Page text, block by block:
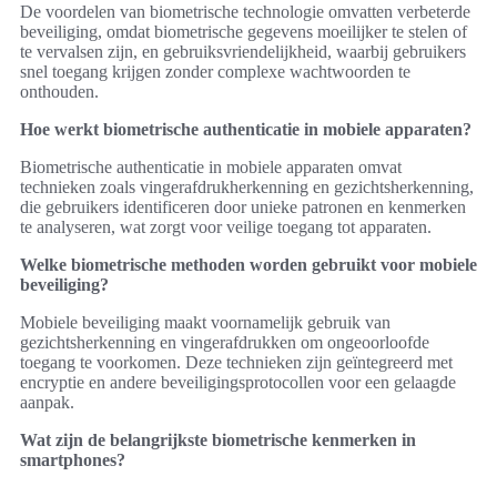
De voordelen van biometrische technologie omvatten verbeterde
beveiliging, omdat biometrische gegevens moeilijker te stelen of
te vervalsen zijn, en gebruiksvriendelijkheid, waarbij gebruikers
snel toegang krijgen zonder complexe wachtwoorden te
onthouden.
Hoe werkt biometrische authenticatie in mobiele apparaten?
Biometrische authenticatie in mobiele apparaten omvat
technieken zoals vingerafdrukherkenning en gezichtsherkenning,
die gebruikers identificeren door unieke patronen en kenmerken
te analyseren, wat zorgt voor veilige toegang tot apparaten.
Welke biometrische methoden worden gebruikt voor mobiele
beveiliging?
Mobiele beveiliging maakt voornamelijk gebruik van
gezichtsherkenning en vingerafdrukken om ongeoorloofde
toegang te voorkomen. Deze technieken zijn geïntegreerd met
encryptie en andere beveiligingsprotocollen voor een gelaagde
aanpak.
Wat zijn de belangrijkste biometrische kenmerken in
smartphones?